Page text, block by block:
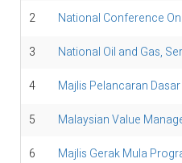
2
National Conference
3
National Oil and Gas,
4
Majlis Pelancaran
5
Malaysian Value
6
Majlis Gerak Mula